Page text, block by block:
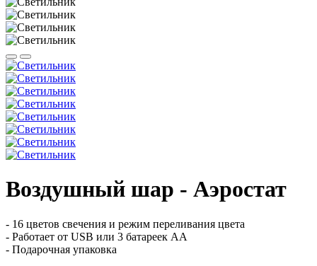
Воздушный шар - Аэростат
- 16 цветов свечения и режим переливания цвета
- Работает от USB или 3 батареек АА
- Подарочная упаковка